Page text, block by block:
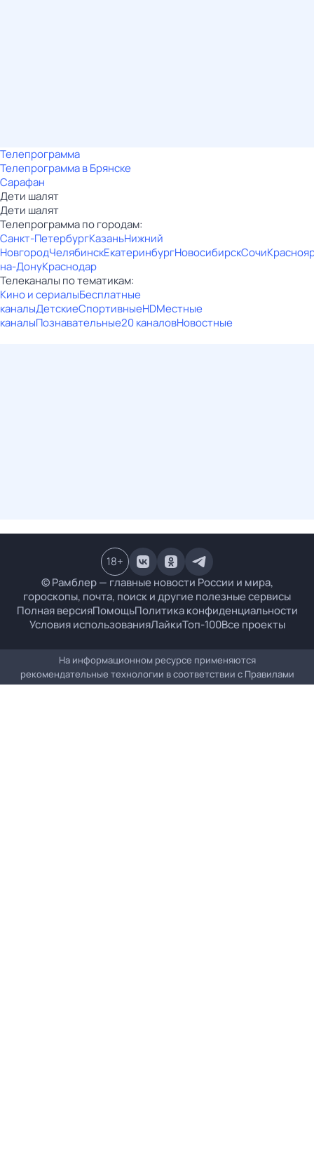
Телепрограмма
Телепрограмма в Брянске
Сарафан
Дети шалят
Дети шалят
Телепрограмма по городам:
Санкт-ПетербургКазаньНижний
НовгородЧелябинскЕкатеринбургНовосибирскСочи
на-ДонуКраснодар
Телеканалы по тематикам:
Кино и сериалыБесплатные
каналыДетскиеСпортивныеHDМестные
каналыПознавательные20 каналовНовостные
© Рамблер — главные новости России и мира,
гороскопы, почта, поиск и другие полезные сервисы
Полная версияПомощьПолитика конфиденциальности
Условия использованияЛайкиТоп-100Все проекты
18+
На информационном ресурсе применяются
рекомендательные технологии в соответствии с Правилами